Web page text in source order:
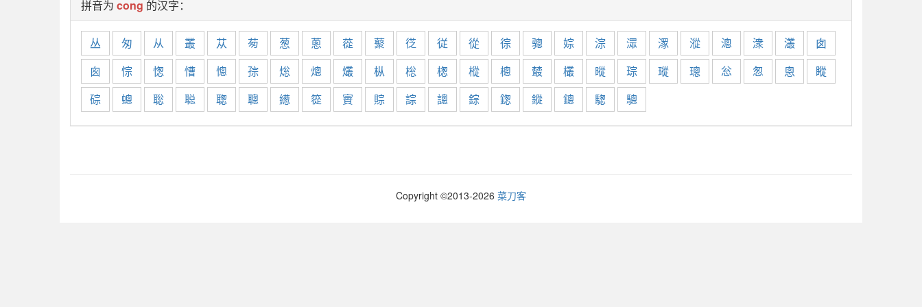
拼音为 cong 的汉字：
丛 匆 从 叢 苁 茐 葱 蔥 蓯 藂 徔 従 從 徖 骢 婃 淙 潀 潈 漎 漗 潨 灇
囱
囪
悰 愡 慒 憁 孮 焧 熜 爜 枞 棇 楤 樅 樬 樷 欉 暰 琮 瑽 璁 忩 怱 悤
瞛
碂
蟌 聡 聪 聦 聰 繱 篵 賨 賩 誴 謥 錝 鍯 鏦 鏓 騘 驄
Copyright ©2013-2026 菜刀客